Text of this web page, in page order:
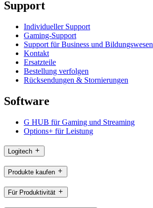
Support
Individueller Support
Gaming-Support
Support für Business und Bildungswesen
Kontakt
Ersatzteile
Bestellung verfolgen
Rücksendungen & Stornierungen
Software
G HUB für Gaming und Streaming
Options+ für Leistung
Logitech
Produkte kaufen
Für Produktivität